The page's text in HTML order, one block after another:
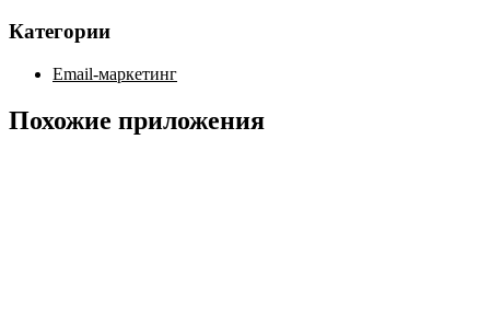
Категории
Email-маркетинг
Похожие приложения